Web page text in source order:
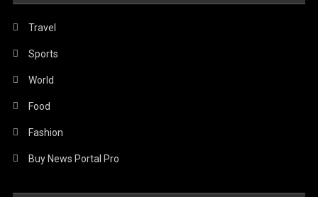
Travel
Sports
World
Food
Fashion
Buy News Portal Pro